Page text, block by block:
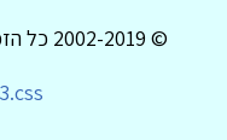
© 2002-2019 כל הזכויות שמורות לפסיכולוגיה עברית